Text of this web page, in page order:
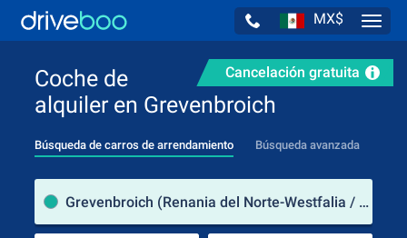
MX$
Cancelación gratuita
Coche de
alquiler en Grevenbroich
Búsqueda de carros de arrendamiento Búsqueda avanzada
Grevenbroich (Renania del Norte-Westfalia / Alemania)